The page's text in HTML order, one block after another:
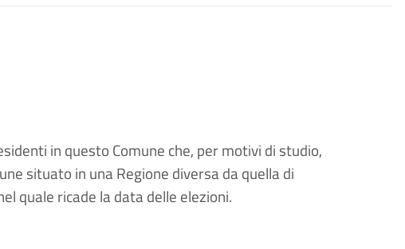
in questo Comune che, per motivi di studio,
situato in una Regione diversa da quella di
quale ricade la data delle elezioni.